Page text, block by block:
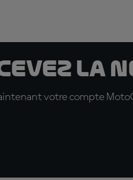
la
votre compte